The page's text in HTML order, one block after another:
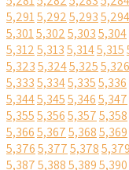
5,2915,2925,2935,294
5,3015,3025,3035,304
5,3125,3135,3145,315
5,3235,3245,3255,326
5,3335,3345,3355,336
5,3445,3455,3465,347
5,3555,3565,3575,358
5,3665,3675,3685,369
5,3765,3775,3785,379
5,3875,3885,3895,390